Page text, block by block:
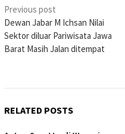
Post
navigation
Previous post
Dewan Jabar M Ichsan Nilai
Sektor diluar Pariwisata Jawa
Barat Masih Jalan ditempat
RELATED POSTS